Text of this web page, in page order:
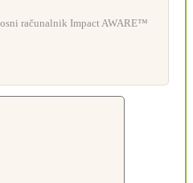
računalnik Impact AWARE™